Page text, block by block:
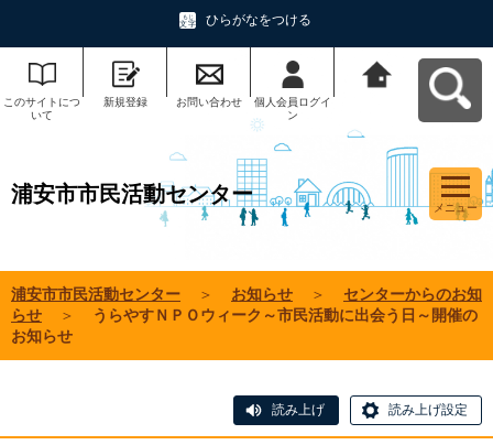
ひらがなをつける
このサイトにつ
いて
新規登録 お問い合わせ
個人会員ログイ
ン
浦安市市民活動センター
メニュー
浦安市市民活動センター ＞ お知らせ ＞
センターからのお知
らせ
＞
うらやすＮＰＯウィーク～市民活動に出会う日～開催の
お知らせ
読み上げ 読み上げ設定